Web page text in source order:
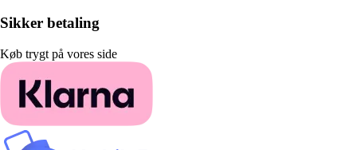
Sikker betaling
Køb trygt på vores side